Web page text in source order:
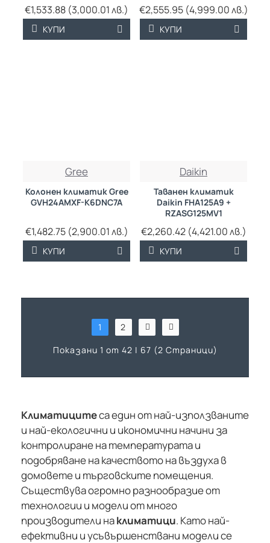
Климатицитеса един от най-използваните
и най-екологични и икономични начини за
контролиране на температурата и
подобряване на качеството на въздуха в
домовете и търговските помещения.
Съществува огромно разнообразие от
технологии и модели от много
производители наклиматици. Като най-
ефективни и усъвършенствани модели се
€1,533.88 (3,000.01 лв.)
КУПИ
€2,555.95 (4,999.00 лв.)
КУПИ
Gree
Колонен климатик Gree
GVH24AMXF-K6DNC7A
€1,482.75 (2,900.01 лв.)
КУПИ
Daikin
Таванен климатик
Daikin FHA125A9 +
RZASG125MV1
€2,260.42 (4,421.00 лв.)
КУПИ
1
2
Показани 1 от 42 | 67 (2 Страници)